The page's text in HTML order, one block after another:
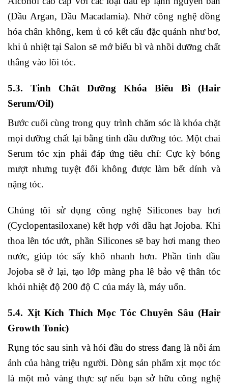
(Dầu Argan, Dầu Macadamia). Nhờ công nghệ đồng
hóa chân không, kem ủ có kết cấu đặc quánh như bơ,
khi ủ nhiệt tại Salon sẽ mở biểu bì và nhồi dưỡng chất
thẳng vào lõi tóc.
5.3. Tinh Chất Dưỡng Khóa Biểu Bì (Hair
Serum/Oil)
Bước cuối cùng trong quy trình chăm sóc là khóa chặt
mọi dưỡng chất lại bằng tinh dầu dưỡng tóc. Một chai
Serum tóc xịn phải đáp ứng tiêu chí: Cực kỳ bóng
mượt nhưng tuyệt đối không được làm bết dính và
nặng tóc.
Chúng tôi sử dụng công nghệ Silicones bay hơi
(Cyclopentasiloxane) kết hợp với dầu hạt Jojoba. Khi
thoa lên tóc ướt, phần Silicones sẽ bay hơi mang theo
nước, giúp tóc sấy khô nhanh hơn. Phần tinh dầu
Jojoba sẽ ở lại, tạo lớp màng pha lê bảo vệ thân tóc
khỏi nhiệt độ 200 độ C của máy là, máy uốn.
5.4. Xịt Kích Thích Mọc Tóc Chuyên Sâu (Hair
Growth Tonic)
Rụng tóc sau sinh và hói đầu do stress đang là nỗi ám
ảnh của hàng triệu người. Dòng sản phẩm xịt mọc tóc
là một mỏ vàng thực sự nếu bạn sở hữu công nghệ